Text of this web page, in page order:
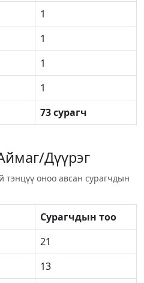
1
1
1
1
73 сурагч
Дүүрэг
тэнцүү оноо авсан сурагчдын
Сурагчдын тоо
21
13